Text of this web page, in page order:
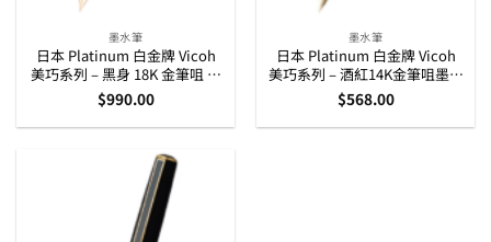
墨水筆
日本 Platinum 白金牌 Vicoh
美巧系列 – 黑身 18K 金筆咀 墨
水筆
$990.00
墨水筆
日本 Platinum 白金牌 Vicoh
美巧系列 – 酒紅14K金筆咀墨水
筆
$568.00